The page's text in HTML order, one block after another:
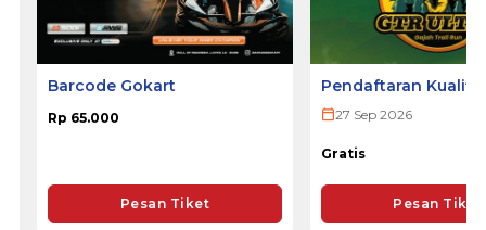
Barcode Gokart
Rp 65.000
Pesan Tiket
Pendaftaran
ULTRA 2026
27 Sep 2026
Gratis
Pesan Tiket